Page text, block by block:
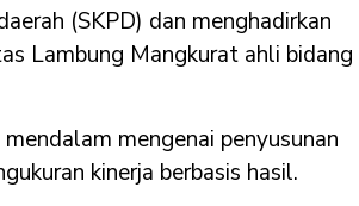
(SKPD) dan menghadirkan
Lambung Mangkurat ahli bidang
mengenai penyusunan
kinerja berbasis hasil.